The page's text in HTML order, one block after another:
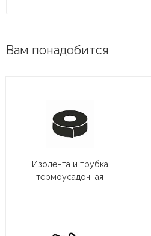
Вам понадобится
Изолента и трубка
термоусадочная